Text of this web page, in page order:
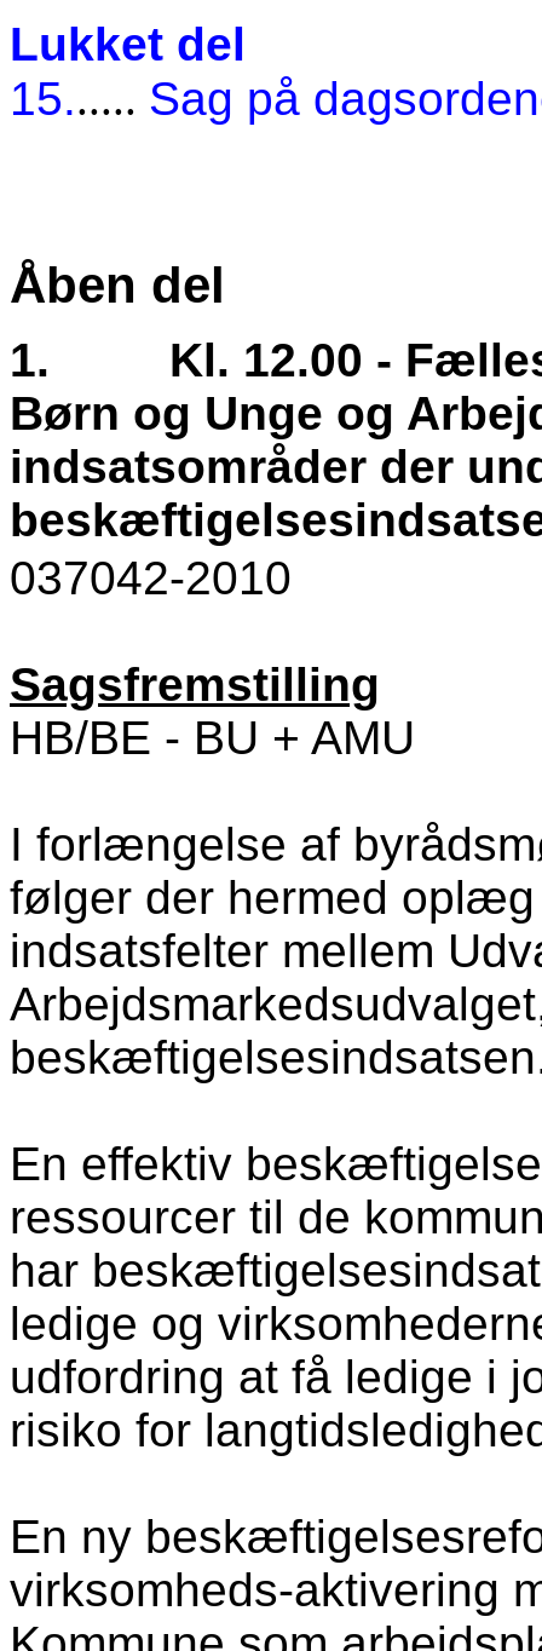
Lukket del
15...... Sag på
Åben del
1.
Kl. 12.00 -
Børn og Unge og
indsatsområder der
037042-2010
Sagsfremstilling
HB/BE - BU + AMU
I forlængelse af
følger der hermed
indsatsfelter mellem
En effektiv
ressourcer til de
har
ledige og
udfordring at få ledige i
risiko for
En ny
virksomheds-aktivering